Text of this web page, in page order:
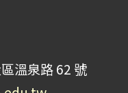
溫泉路 62 號